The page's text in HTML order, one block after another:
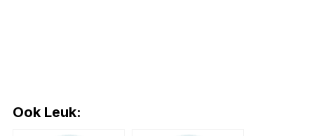
Ook Leuk: